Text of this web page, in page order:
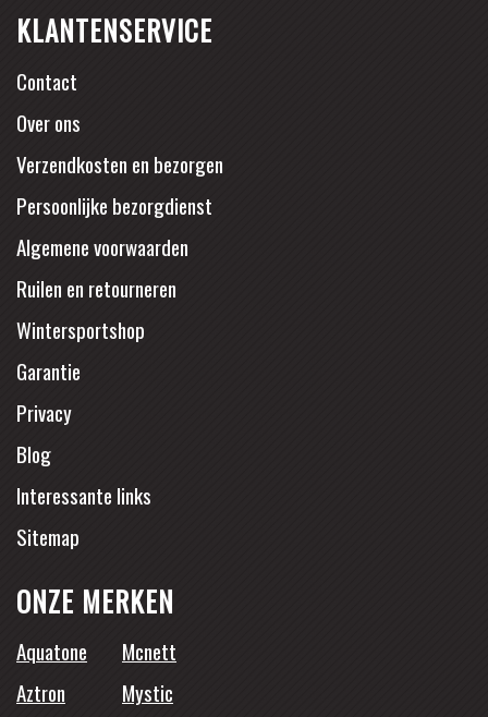
KLANTENSERVICE
Contact
Over ons
Verzendkosten en bezorgen
Persoonlijke bezorgdienst
Algemene voorwaarden
Ruilen en retourneren
Wintersportshop
Garantie
Privacy
Blog
Interessante links
Sitemap
ONZE MERKEN
Aquatone
Mcnett
Aztron
Mystic